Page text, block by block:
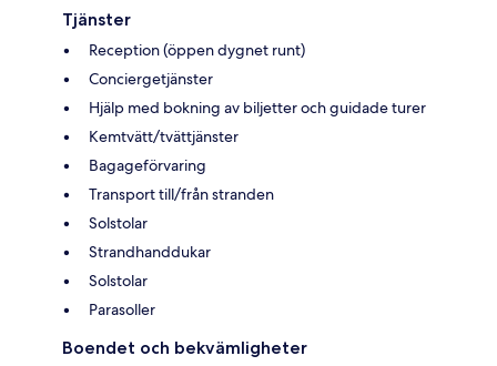
Tjänster
Reception (öppen dygnet runt)
Conciergetjänster
Hjälp med bokning av biljetter och guidade turer
Kemtvätt/tvättjänster
Bagageförvaring
Transport till/från stranden
Solstolar
Strandhanddukar
Solstolar
Parasoller
Boendet och bekvämligheter